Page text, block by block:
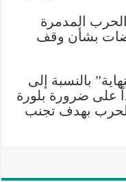
المدمرة
بشأن وقف
بالنسبة إلى
على ضرورة بلورة
بهدف تجنب